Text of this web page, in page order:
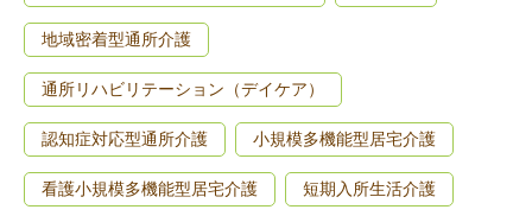
地域密着型通所介護
通所リハビリテーション（デイケア）
認知症対応型通所介護 小規模多機能型居宅介護
看護小規模多機能型居宅介護 短期入所生活介護